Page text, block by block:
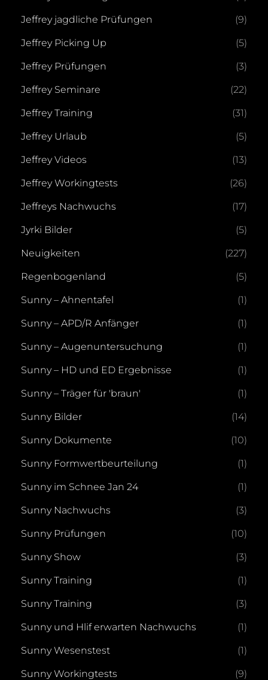
Jeffrey jagdliche Prüfungen (9)
Jeffrey Picking Up (5)
Jeffrey Prüfungen (3)
Jeffrey Seminare (22)
Jeffrey Training (31)
Jeffrey Urlaub (5)
Jeffrey Videos (13)
Jeffrey Workingtests (26)
Jeffreys Nachwuchs (17)
Jyrki Bilder (5)
Neuigkeiten (227)
Regenbogenland (5)
Sunny – Ahnentafel (1)
Sunny – APD/R Anfänger (1)
Sunny – Augenuntersuchung (1)
Sunny – HD und ED Ergebnisse (1)
Sunny – Träger für 'braun' (1)
Sunny Bilder (14)
Sunny Dokumente (10)
Sunny Formwertbeurteilung (1)
Sunny im Schnee Jan 24 (1)
Sunny Nachwuchs (3)
Sunny Prüfungen (10)
Sunny Show (3)
Sunny Training (1)
Sunny Training (3)
Sunny und Hlif erwarten Nachwuchs (1)
Sunny Wesenstest (1)
Sunny Workingtests (9)